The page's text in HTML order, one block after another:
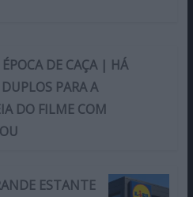
DE CAÇA | HÁ
PARA A
DO FILME COM
ESTANTE